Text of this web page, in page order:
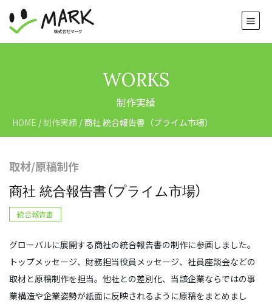
WORKS
制作実績
HOME /制作実績 / 商社 統合報告書（プライム市場）
取材/原稿制作
商社 統合報告書（プライム市場）
統合報告書
グローバルに展開する商社の統合報告書の制作に参画しました。
トップメッセージ、財務担当役員メッセージ、社員座談会などの
取材と原稿制作を担当。他社との差別化、当該企業ならではの事
業構造や企業姿勢が紙面に反映されるように原稿をまとめまし